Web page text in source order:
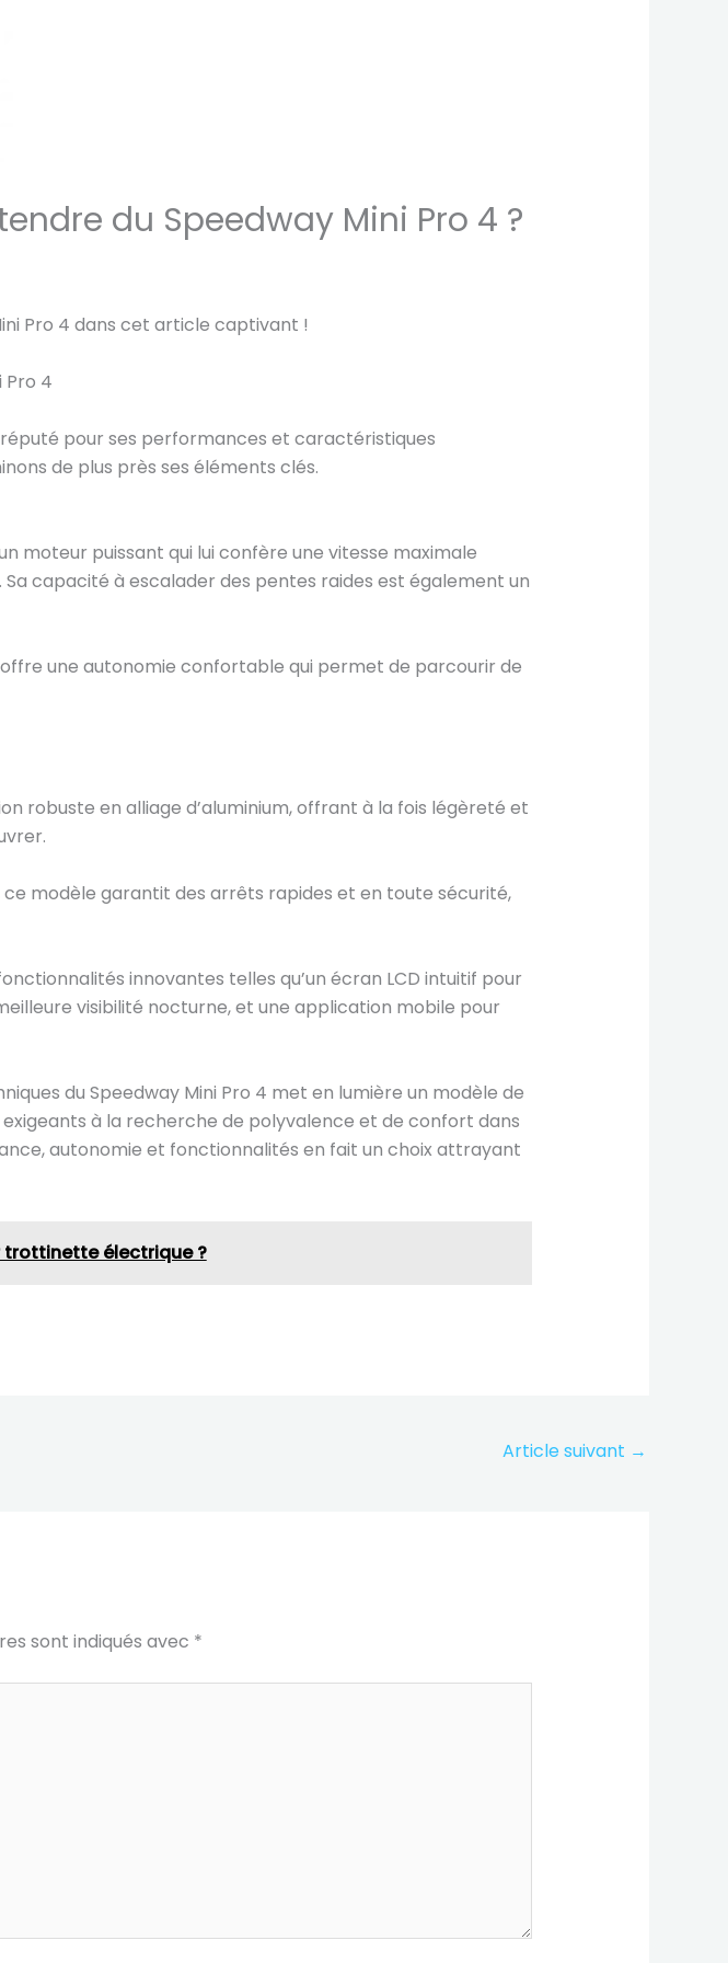
du Speedway Mini Pro 4 ?
Pro 4 dans cet article captivant !
Pro 4
pour ses performances et caractéristiques
de plus près ses éléments clés.
moteur puissant qui lui confère une vitesse maximale
capacité à escalader des pentes raides est également un
une autonomie confortable qui permet de parcourir de
robuste en alliage d’aluminium, offrant à la fois légèreté et
ce modèle garantit des arrêts rapides et en toute sécurité,
innovantes telles qu’un écran LCD intuitif pour
visibilité nocturne, et une application mobile pour
du Speedway Mini Pro 4 met en lumière un modèle de
à la recherche de polyvalence et de confort dans
autonomie et fonctionnalités en fait un choix attrayant
trottinette électrique ?
Article suivant →
sont indiqués avec *